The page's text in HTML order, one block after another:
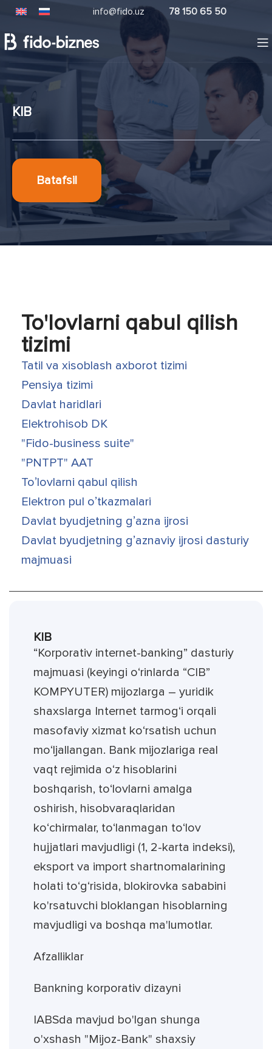
info@fido.uz 78 150 65 50
KIB
Batafsil
To'lovlarni qabul qilish
tizimi
Tatil va xisoblash axborot tizimi
Pensiya tizimi
Davlat haridlari
Elektrohisob DK
"Fido-business suite"
"PNTPT" AAT
Toʼlovlarni qabul qilish
Elektron pul oʼtkazmalari
Davlat byudjetning gʼazna ijrosi
Davlat byudjetning gʼaznaviy ijrosi dasturiy
majmuasi
KIB
“Korporativ internet-banking” dasturiy
majmuasi (keyingi o‘rinlarda “CIB”
KOMPYUTER) mijozlarga – yuridik
shaxslarga Internet tarmog‘i orqali
masofaviy xizmat ko‘rsatish uchun
mo‘ljallangan. Bank mijozlariga real
vaqt rejimida o‘z hisoblarini
boshqarish, to‘lovlarni amalga
oshirish, hisobvaraqlaridan
ko‘chirmalar, to‘lanmagan to‘lov
hujjatlari mavjudligi (1, 2-karta indeksi),
eksport va import shartnomalarining
holati to‘g‘risida, blokirovka sababini
ko'rsatuvchi bloklangan hisoblarning
mavjudligi va boshqa ma'lumotlar.
Afzalliklar
Bankning korporativ dizayni
IABSda mavjud bo'lgan shunga
o'xshash "Mijoz-Bank" shaxsiy